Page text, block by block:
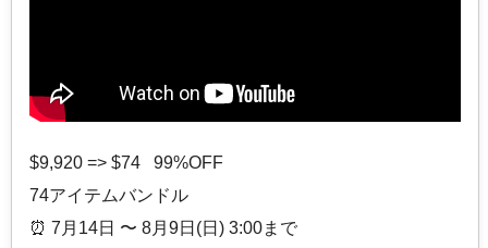
$9,920 => $74 99%OFF
74アイテムバンドル
⏰️ 7月14日 〜 8月9日(日) 3:00まで